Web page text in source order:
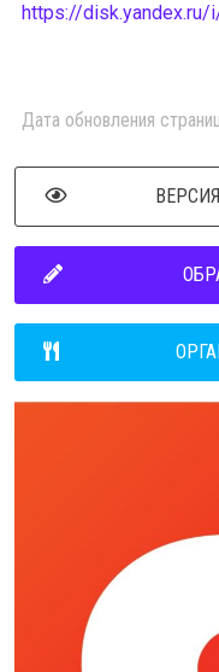
https://
Дата обновления